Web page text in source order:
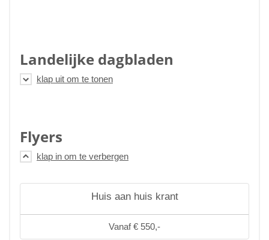
Landelijke dagbladen
Flyers
Huis aan huis krant
Vanaf € 550,-